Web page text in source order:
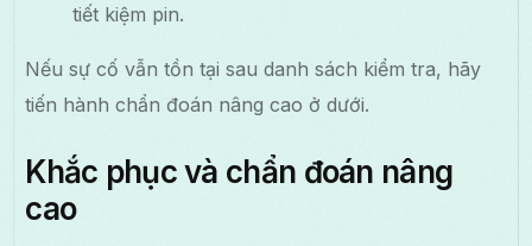
tiết kiệm pin.
Nếu sự cố vẫn tồn tại sau danh sách kiểm tra, hãy
tiến hành chẩn đoán nâng cao ở dưới.
Khắc phục và chẩn đoán nâng
cao